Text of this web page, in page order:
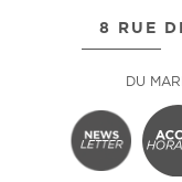
8 RUE
DU